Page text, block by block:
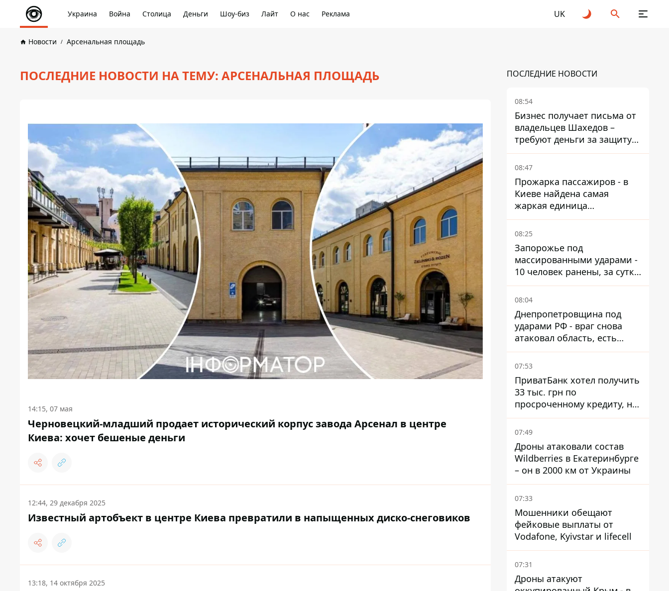
Украина Война Столица Деньги Шоу-биз Лайт О нас Реклама UK
Новости Арсенальная площадь
ПОСЛЕДНИЕ НОВОСТИ НА ТЕМУ: АРСЕНАЛЬНАЯ ПЛОЩАДЬ
14:15, 07 мая
Черновецкий-младший продает исторический корпус завода Арсенал в центре
Киева: хочет бешеные деньги
12:44, 29 декабря 2025
Известный артобъект в центре Киева превратили в напыщенных диско-снеговиков
13:18, 14 октября 2025
ПОСЛЕДНИЕ НОВОСТИ
08:54
Бизнес получает письма от
владельцев Шахедов –
требуют деньги за защиту
от атак
08:47
Прожарка пассажиров - в
Киеве найдена самая
жаркая единица
общественного транспорта
08:25
Запорожье под
массированными ударами -
10 человек ранены, за сутки
тысячи атак
08:04
Днепропетровщина под
ударами РФ - враг снова
атаковал область, есть
разрушения и пожары
07:53
ПриватБанк хотел получить
33 тыс. грн по
просроченному кредиту, но
суд взыскал с должницы
только 22 тыс. грн
07:49
Дроны атаковали состав
Wildberries в Екатеринбурге
– он в 2000 км от Украины
07:33
Мошенники обещают
фейковые выплаты от
Vodafone, Kyivstar и lifecell
07:31
Дроны атакуют